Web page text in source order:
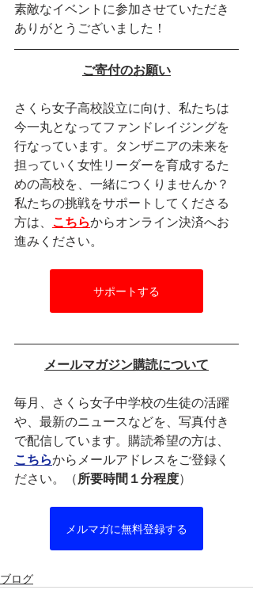
素敵なイベントに参加させていただき
ありがとうございました！
ご寄付のお願い
さくら女子高校設立に向け、私たちは
今一丸となってファンドレイジングを
行なっています。タンザニアの未来を
担っていく女性リーダーを育成するた
めの高校を、一緒につくりませんか？
私たちの挑戦をサポートしてくださる
方は、 こちらからオンライン決済へお
進みください。
サポートする
メールマガジン購読について
毎月、さくら女子中学校の生徒の活躍
や、最新のニュースなどを、写真付き
で配信しています。購読希望の方は、
こちらからメールアドレスをご登録く
ださい。（所要時間１分程度）
メルマガに無料登録する
ブログ